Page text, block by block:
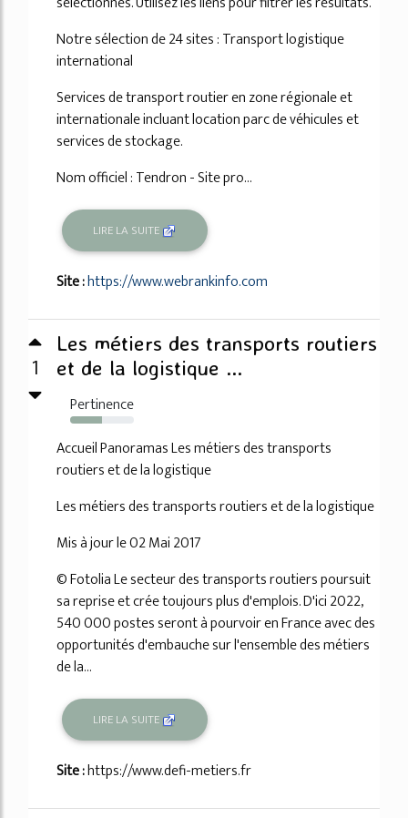
Notre sélection de 24 sites : Transport logistique
international
Services de transport routier en zone régionale et
internationale incluant location parc de véhicules et
services de stockage.
Nom officiel : Tendron - Site pro...
LIRE LA SUITE
Site :https://www.webrankinfo.com
1
Les métiers des transports routiers
et de la logistique ...
Pertinence
50%
Accueil Panoramas Les métiers des transports
routiers et de la logistique
Les métiers des transports routiers et de la logistique
Mis à jour le 02 Mai 2017
© Fotolia Le secteur des transports routiers poursuit
sa reprise et crée toujours plus d'emplois. D'ici 2022,
540 000 postes seront à pourvoir en France avec des
opportunités d'embauche sur l'ensemble des métiers
de la...
LIRE LA SUITE
Site :https://www.defi-metiers.fr